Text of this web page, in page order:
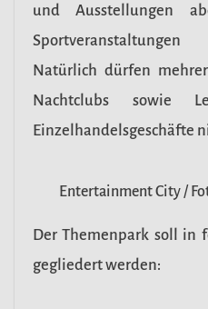
und Ausstellungen
Natürlich dürfen
Nachtclubs sowie
Einzelhandelsgeschäfte
Entertainment City /
Der Themenpark soll in
gegliedert werden: